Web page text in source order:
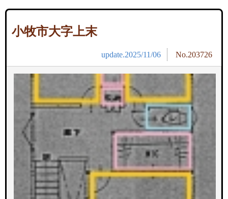
小牧市大字上末
update.2025/11/06 No.203726